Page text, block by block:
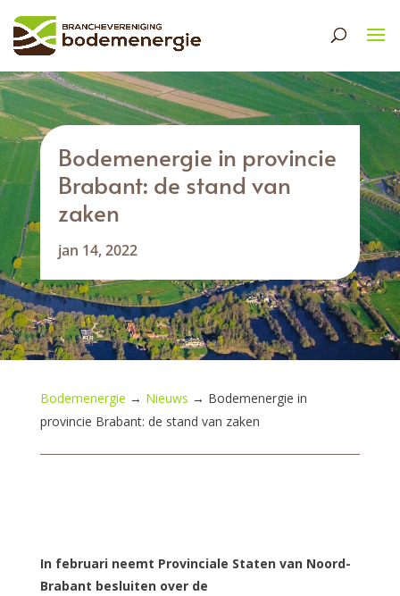
Bodemenergie in provincie
Brabant: de stand van
zaken
jan 14, 2022
Bodemenergie → Nieuws → Bodemenergie in
provincie Brabant: de stand van zaken
In februari neemt Provinciale Staten van Noord-
Brabant besluiten over de